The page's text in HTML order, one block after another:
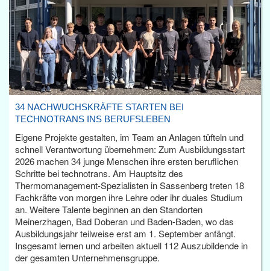
34 NACHWUCHSKRÄFTE STARTEN BEI
TECHNOTRANS INS BERUFSLEBEN
Eigene Projekte gestalten, im Team an Anlagen tüfteln und
schnell Verantwortung übernehmen: Zum Ausbildungsstart
2026 machen 34 junge Menschen ihre ersten beruflichen
Schritte bei technotrans. Am Hauptsitz des
Thermomanagement-Spezialisten in Sassenberg treten 18
Fachkräfte von morgen ihre Lehre oder ihr duales Studium
an. Weitere Talente beginnen an den Standorten
Meinerzhagen, Bad Doberan und Baden-Baden, wo das
Ausbildungsjahr teilweise erst am 1. September anfängt.
Insgesamt lernen und arbeiten aktuell 112 Auszubildende in
der gesamten Unternehmensgruppe.